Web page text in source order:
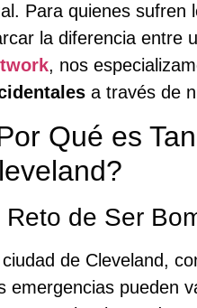
Para quienes sufren
la diferencia entre
, nos
a través de
Qué es
Reto de Ser
de Cleveland,
emergencias pueden